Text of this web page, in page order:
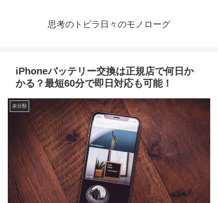
思考のトビラ日々のモノローグ
iPhoneバッテリー交換は正規店で何日か
かる？最短60分で即日対応も可能！
未分類